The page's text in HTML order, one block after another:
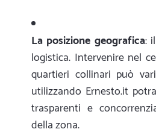
La posizione geografica:
logistica. Intervenire nel
quartieri collinari può
utilizzando Ernesto.it
trasparenti e
della zona.